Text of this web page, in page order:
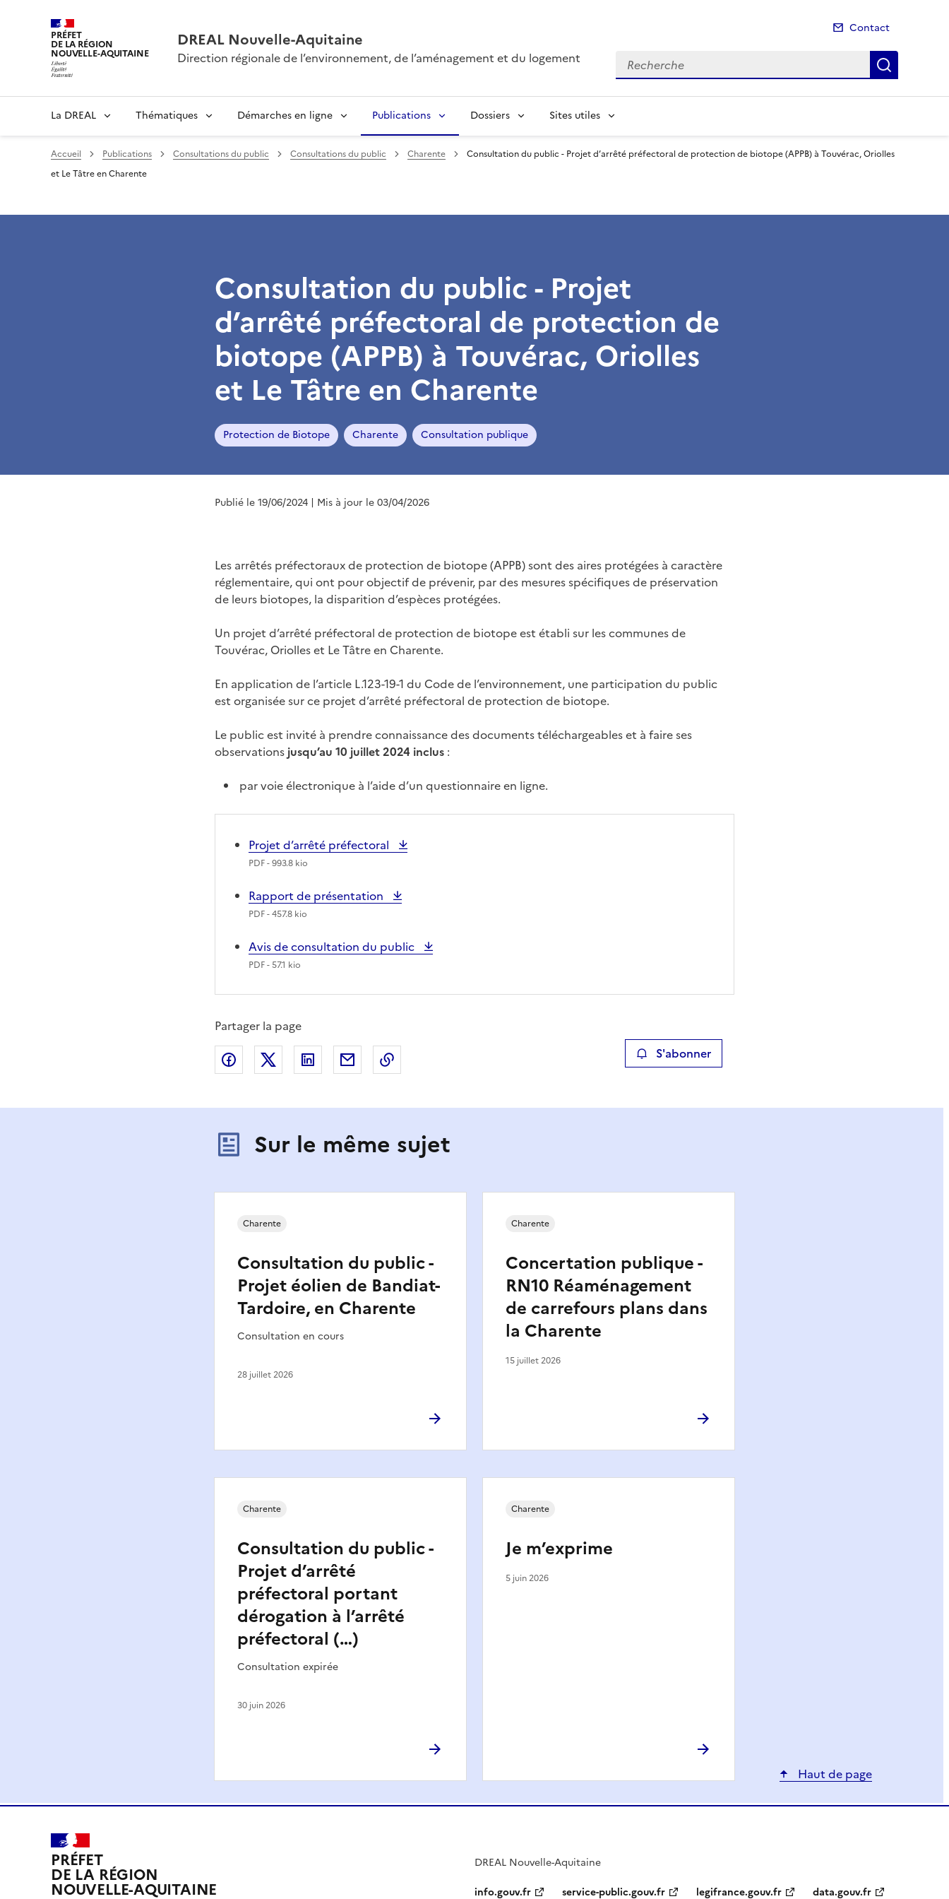
PRÉFET
DE LA RÉGION
NOUVELLE-AQUITAINE
DREAL Nouvelle-Aquitaine
Direction régionale de l’environnement, de l’aménagement et du logement
Contact
Recherche
La DREAL Thématiques Démarches en ligne Publications Dossiers Sites utiles
Accueil Publications Consultations du public Consultations du public Charente
Consultation du public - Projet d’arrêté préfectoral de protection de biotope (APPB) à Touvérac, Oriolles
et Le Tâtre en Charente
Consultation du public - Projet
d’arrêté préfectoral de protection de
biotope (APPB) à Touvérac, Oriolles
et Le Tâtre en Charente
Protection de Biotope Charente Consultation publique
Publié le 19/06/2024 | Mis à jour le 03/04/2026
Les arrêtés préfectoraux de protection de biotope (APPB) sont des aires protégées à caractère
réglementaire, qui ont pour objectif de prévenir, par des mesures spécifiques de préservation
de leurs biotopes, la disparition d’espèces protégées.
Un projet d’arrêté préfectoral de protection de biotope est établi sur les communes de
Touvérac, Oriolles et Le Tâtre en Charente.
En application de l’article L.123-19-1 du Code de l’environnement, une participation du public
est organisée sur ce projet d’arrêté préfectoral de protection de biotope.
Le public est invité à prendre connaissance des documents téléchargeables et à faire ses
observations jusqu’au 10 juillet 2024 inclus :
par voie électronique à l’aide d’un questionnaire en ligne.
Projet d’arrêté préfectoral
PDF- 993.8 kio
Rapport de présentation
PDF- 457.8 kio
Avis de consultation du public
PDF- 57.1 kio
Partager la page
Partager sur Facebook
Partager sur XPartager sur LinkedIn
Partager par emailCopier le lien de la page dans le presse-papier S'abonner
Sur le même sujet
Consultation du public -
Projet éolien de Bandiat-
Tardoire, en Charente
Consultation en cours
Charente
28 juillet 2026
Concertation publique -
RN10 Réaménagement
de carrefours plans dans
la Charente
Charente
15 juillet 2026
Consultation du public -
Projet d’arrêté
préfectoral portant
dérogation à l’arrêté
préfectoral (…)
Consultation expirée
Charente
30 juin 2026
Je m’exprime
Charente
5 juin 2026
Haut de page
PRÉFET
DE LA RÉGION
NOUVELLE-AQUITAINE
DREAL Nouvelle-Aquitaine
info.gouv.fr
service-public.gouv.fr legifrance.gouv.fr data.gouv.fr